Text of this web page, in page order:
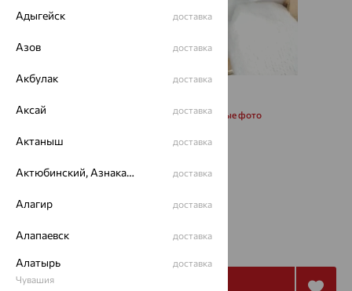
Запросить дополнительные фото
96 615 268 374
Адыгейск доставка
Азов доставка
Акбулак доставка
Аксай доставка
Актаныш доставка
Актюбинский, Азнакаевский район доставка
Алагир доставка
Алапаевск доставка
Алатырь
Чувашия
доставка